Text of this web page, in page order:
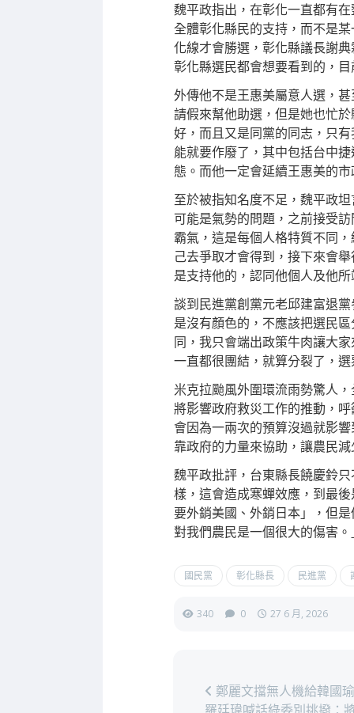
魏平政指出，在彰化一直都有
全體彰化縣民的支持，而不是
化線才會勝選，彰化縣議長謝
彰化縣選民都會想要看到的，
外傳他不是王惠美屬意人選，
請假來幫他助選，但是她也忙
好，而且又是同黨的同志，只
能就要作廢了，其中包括台中
態。而他一定會延續王惠美的
至於被指知名度不足，魏平政
可能是氣勢的問題，之前接受
霸氣，這是每個人格特質不同
己去爭取才會得到，接下來會
是支持他的，認同他個人及他
談到民進黨創黨元老邱建富退
是沒有顏色的，不應該把選民
同，我只會端出政策牛肉讓大
一直都很團結，就算分裂了，
米克拉颱風外圍環流雨勢驚人
將影響政府救災工作的推動，
會因為一兩次的預算沒過就影
靠政府的力量來協助，讓農民
魏平政批評，台東縣長饒慶鈴
樣，這會造成寒蟬效應，到最
要外銷美國、外銷日本」，但
對我們農民是一個很大的傷害。
國民黨 彰化縣長 民進黨
340 0 27 6 月, 2026
鄭麗文擋無人機給韓國